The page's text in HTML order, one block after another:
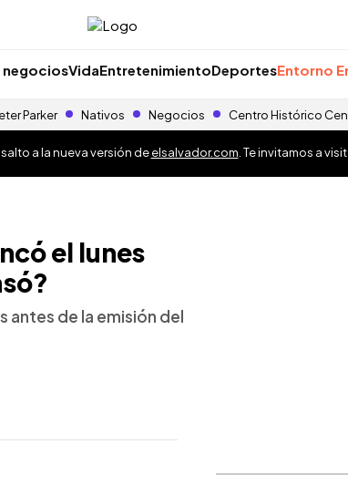
negociosVidaEntretenimientoDeportesEntorno
Parker Nativos Negocios Centro Histórico
a la nueva versión deelsalvador.com . Te invitamos a
el lunes
antes de la emisión del